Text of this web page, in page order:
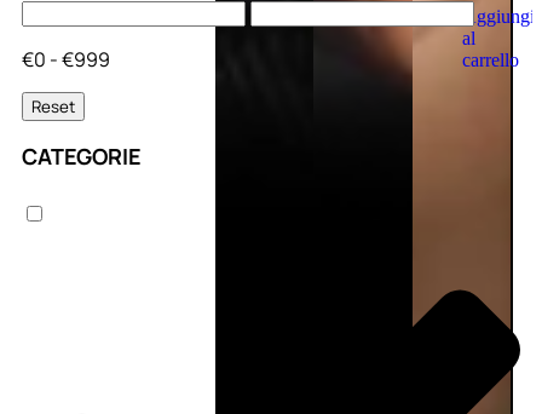
Aggiungi
al
carrello
€0 - €999
Reset
CATEGORIE